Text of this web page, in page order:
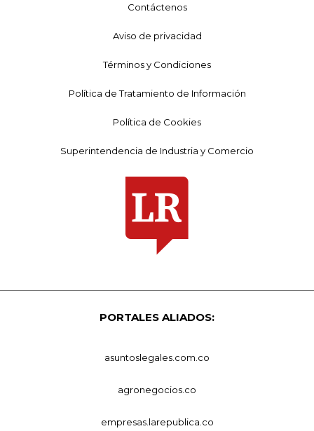
Contáctenos
Aviso de privacidad
Términos y Condiciones
Política de Tratamiento de Información
Política de Cookies
Superintendencia de Industria y Comercio
PORTALES ALIADOS:
asuntoslegales.com.co
agronegocios.co
empresas.larepublica.co